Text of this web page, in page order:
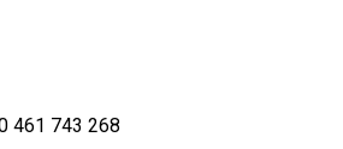
461 743 268